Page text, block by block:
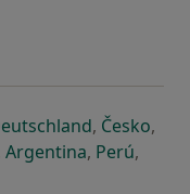
karcie
w nowej karcie
się w nowej
otwiera się
, Česko,
nowej karcie
w nowej karcie
się w nowej
Argentinaotwiera się
, Perú,